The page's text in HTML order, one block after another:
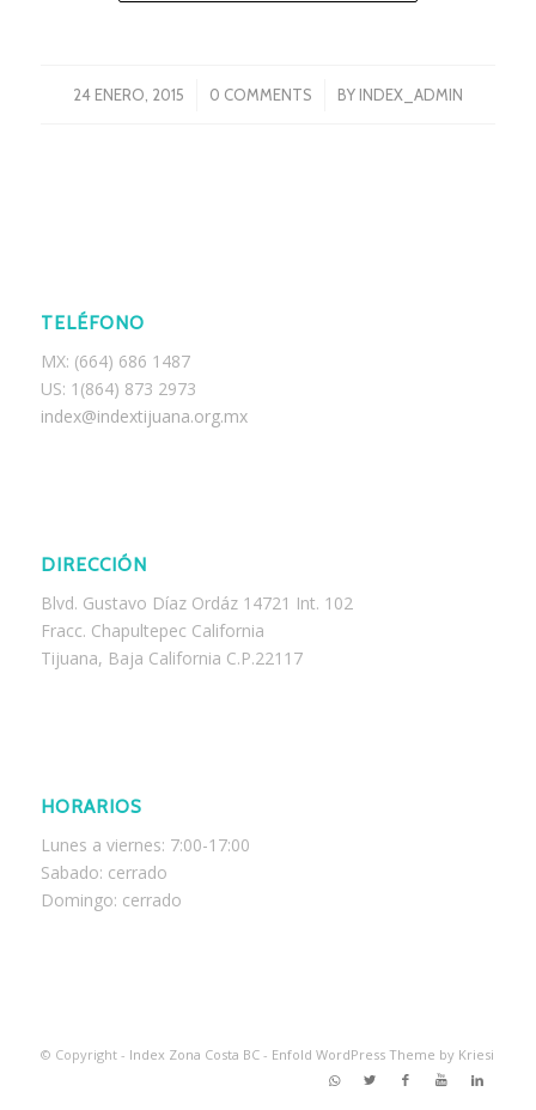
24 ENERO, 2015
/ 0 COMMENTS
/ BY INDEX_ADMIN
TELÉFONO
MX: (664) 686 1487
US: 1(864) 873 2973
index@indextijuana.org.mx
DIRECCIÓN
Blvd. Gustavo Díaz Ordáz 14721 Int. 102
Fracc. Chapultepec California
Tijuana, Baja California C.P.22117
HORARIOS
Lunes a viernes: 7:00-17:00
Sabado: cerrado
Domingo: cerrado
© Copyright - Index Zona Costa BC- Enfold WordPress Theme by Kriesi